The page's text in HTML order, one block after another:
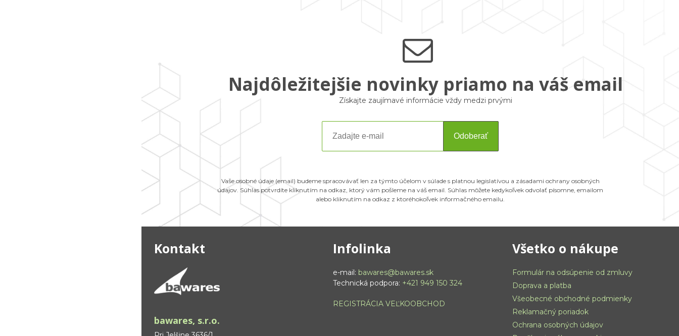
Najdôležitejšie novinky priamo na váš email
Získajte zaujímavé informácie vždy medzi prvými
Odoberať
Vaše osobné údaje (email) budeme spracovávať len za týmto účelom v súlade s platnou legislatívou a zásadami ochrany osobných
údajov. Súhlas potvrdíte kliknutím na odkaz, ktorý vám pošleme na váš email. Súhlas môžete kedykoľvek odvolať písomne, emailom
alebo kliknutím na odkaz z ktoréhokoľvek informačného emailu.
Kontakt
bawares, s.r.o.
Infolinka
e-mail: bawares@bawares.sk
Technická podpora: +421 949 150 324
REGISTRÁCIA VEĽKOOBCHOD
Všetko o nákupe
Formulár na odsúpenie od zmluvy
Doprava a platba
Všeobecné obchodné podmienky
Reklamačný poriadok
Ochrana osobných údajov